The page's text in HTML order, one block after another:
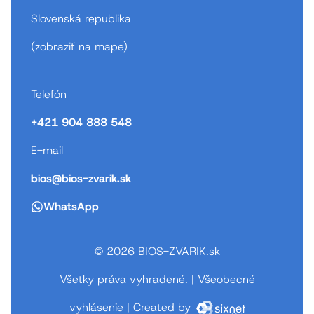
Slovenská republika
(zobraziť na mape)
Telefón
+421 904 888 548
E-mail
bios@bios-zvarik.sk
WhatsApp
© 2026 BIOS-ZVARIK.sk
Všetky práva vyhradené. | Všeobecné
vyhlásenie | Created by